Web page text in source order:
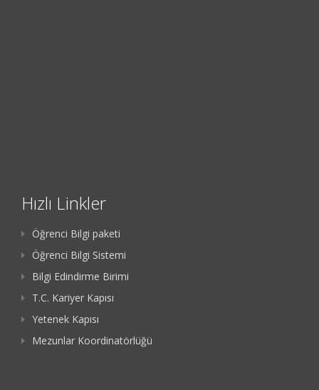
Hızlı Linkler
Öğrenci Bilgi paketi
Öğrenci Bilgi Sistemi
Bilgi Edindirme Birimi
T.C. Kariyer Kapısı
Yetenek Kapısı
Mezunlar Koordinatörlüğü